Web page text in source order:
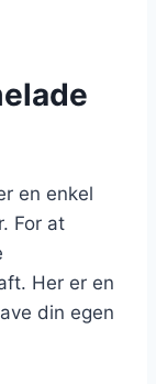
en enkel
For at
Her er en
din egen